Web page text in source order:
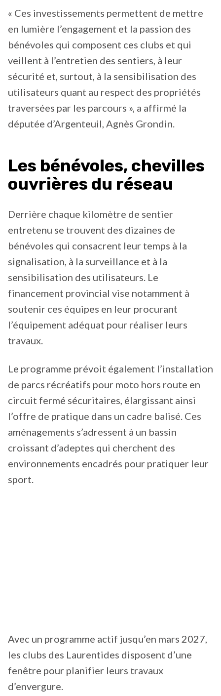
« Ces investissements permettent de mettre
en lumière l’engagement et la passion des
bénévoles qui composent ces clubs et qui
veillent à l’entretien des sentiers, à leur
sécurité et, surtout, à la sensibilisation des
utilisateurs quant au respect des propriétés
traversées par les parcours », a affirmé la
députée d’Argenteuil, Agnès Grondin.
Les bénévoles, chevilles
ouvrières du réseau
Derrière chaque kilomètre de sentier
entretenu se trouvent des dizaines de
bénévoles qui consacrent leur temps à la
signalisation, à la surveillance et à la
sensibilisation des utilisateurs. Le
financement provincial vise notamment à
soutenir ces équipes en leur procurant
l’équipement adéquat pour réaliser leurs
travaux.
Le programme prévoit également l’installation
de parcs récréatifs pour moto hors route en
circuit fermé sécuritaires, élargissant ainsi
l’offre de pratique dans un cadre balisé. Ces
aménagements s’adressent à un bassin
croissant d’adeptes qui cherchent des
environnements encadrés pour pratiquer leur
sport.
Avec un programme actif jusqu’en mars 2027,
les clubs des Laurentides disposent d’une
fenêtre pour planifier leurs travaux
d’envergure.